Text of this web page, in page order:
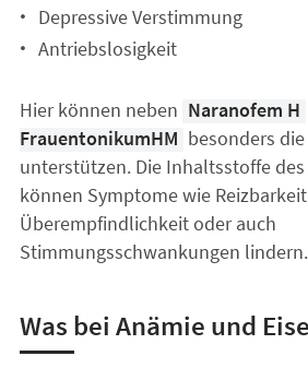
Depressive Verstimmung
Antriebslosigkeit
Hier können neben Naranofem H
FrauentonikumHM besonders die
unterstützen. Die Inhaltsstoffe
können Symptome wie
Überempfindlichkeit oder auch
Stimmungsschwankungen lindern.
Was bei Anämie und